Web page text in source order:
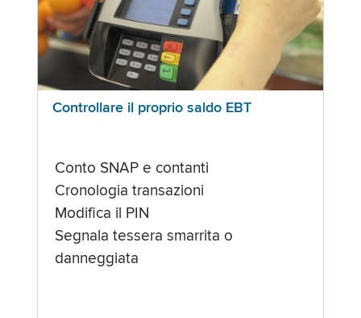
Controllare il proprio saldo EBT
Conto SNAP e contanti
Cronologia transazioni
Modifica il PIN
Segnala tessera smarrita o
danneggiata